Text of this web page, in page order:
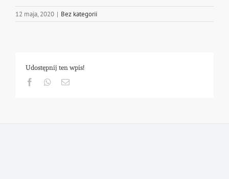
12 maja, 2020 | Bez kategorii
Udostępnij ten wpis!
FacebookWhatsapp
Email